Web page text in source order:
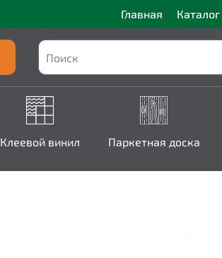
Главная Каталог
Клеевой винил Паркетная доска